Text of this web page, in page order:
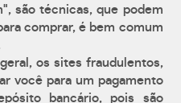
são técnicas, que podem
comprar, é bem comum
os sites fraudulentos,
você para um pagamento
bancário, pois são